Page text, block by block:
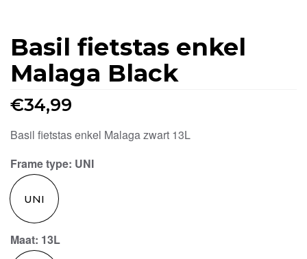
Basil fietstas enkel
Malaga Black
€34,99
Basil fietstas enkel Malaga zwart 13L
Frame type: UNI
UNI
Maat: 13L